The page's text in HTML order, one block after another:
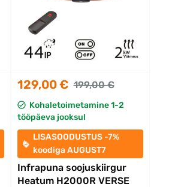
129,00 € 199,00 €
Kohaletoimetamine 1-2
tööpäeva jooksul
LISASOODUSTUS -7%
koodiga AUGUST7
Infrapuna soojuskiirgur
Heatum H2000R VERSE